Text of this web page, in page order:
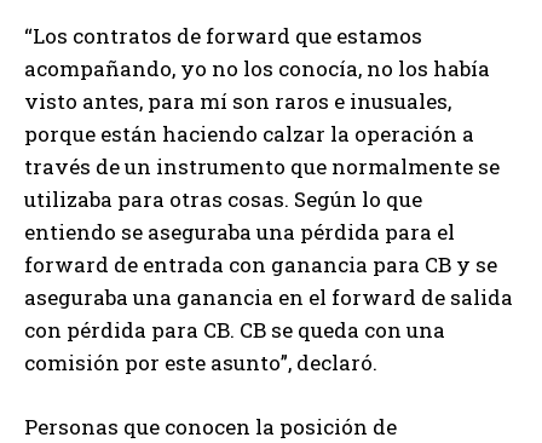
“Los contratos de forward que estamos
acompañando, yo no los conocía, no los había
visto antes, para mí son raros e inusuales,
porque están haciendo calzar la operación a
través de un instrumento que normalmente se
utilizaba para otras cosas. Según lo que
entiendo se aseguraba una pérdida para el
forward de entrada con ganancia para CB y se
aseguraba una ganancia en el forward de salida
con pérdida para CB. CB se queda con una
comisión por este asunto”, declaró.
Personas que conocen la posición de